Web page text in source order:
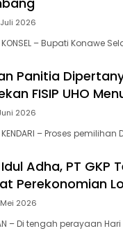
2026
KONSEL – Bupati Konawe
Panitia
FISIP UHO
2026
KENDARI – Proses
Adha, PT GKP
Perekonomian
2026
– Di tengah perayaan